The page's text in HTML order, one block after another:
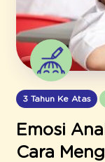
3 Tahun Ke Atas
Emosi
Cara